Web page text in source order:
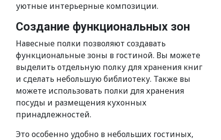
уютные интерьерные композиции.
Создание функциональных зон
Навесные полки позволяют создавать
функциональные зоны в гостиной. Вы можете
выделить отдельную полку для хранения книг
и сделать небольшую библиотеку. Также вы
можете использовать полки для хранения
посуды и размещения кухонных
принадлежностей.
Это особенно удобно в небольших гостиных,